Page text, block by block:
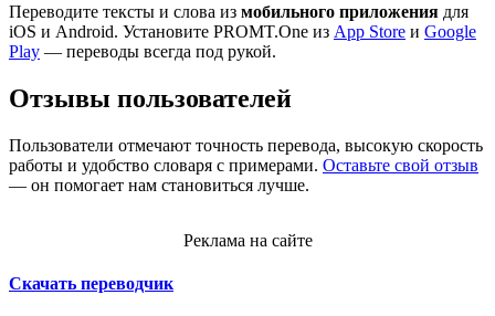
Переводите тексты и слова из мобильного приложения для
iOS и Android. Установите PROMT.One из App Store и Google
Play — переводы всегда под рукой.
Отзывы пользователей
Пользователи отмечают точность перевода, высокую скорость
работы и удобство словаря с примерами. Оставьте свой отзыв
— он помогает нам становиться лучше.
Реклама на сайте
Скачать переводчик